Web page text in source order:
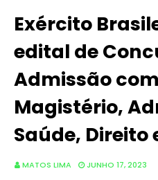
Exército
edital de
Admissão
Magistério,
Saúde, Direito
MATOS LIMA JUNHO 17, 2023